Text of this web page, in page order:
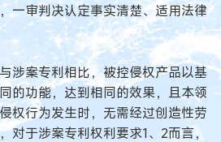
一审判决认定事实清楚、适用法律
涉案专利相比，被控侵权产品以基
的功能，达到相同的效果，且本领
权行为发生时，无需经过创造性劳
对于涉案专利权利要求1、2而言，